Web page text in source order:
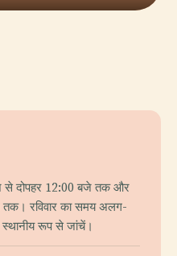
से दोपहर 12:00 बजे तक और
रविवार का समय अलग-
रूप से जांचें।